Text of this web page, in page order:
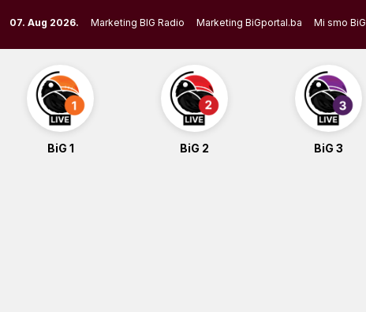
to
content
07. Aug 2026. Marketing BIG Radio Marketing BiGportal.ba Mi smo BiG
BiG 1 BiG 2 BiG 3